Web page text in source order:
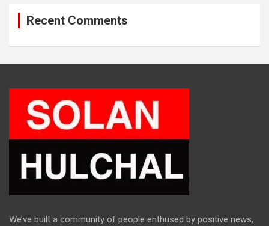
Recent Comments
We’ve built a community of people enthused by positive news,